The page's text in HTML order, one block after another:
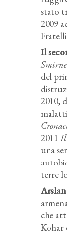
stato
2009
Il
Smirne
del
2010,
2011 Il
una
terre
che
Kohar